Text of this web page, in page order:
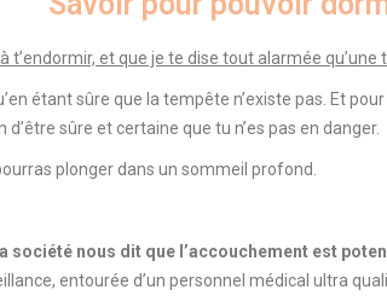
t’endormir, et que je te dise tout alarmée qu’une
étant sûre que la tempête n’existe pas. Et
sûre et certaine que tu n’es pas en danger.
plonger dans un sommeil profond.
la société nous dit que l’accouchement est
entourée d’un personnel médical ultra